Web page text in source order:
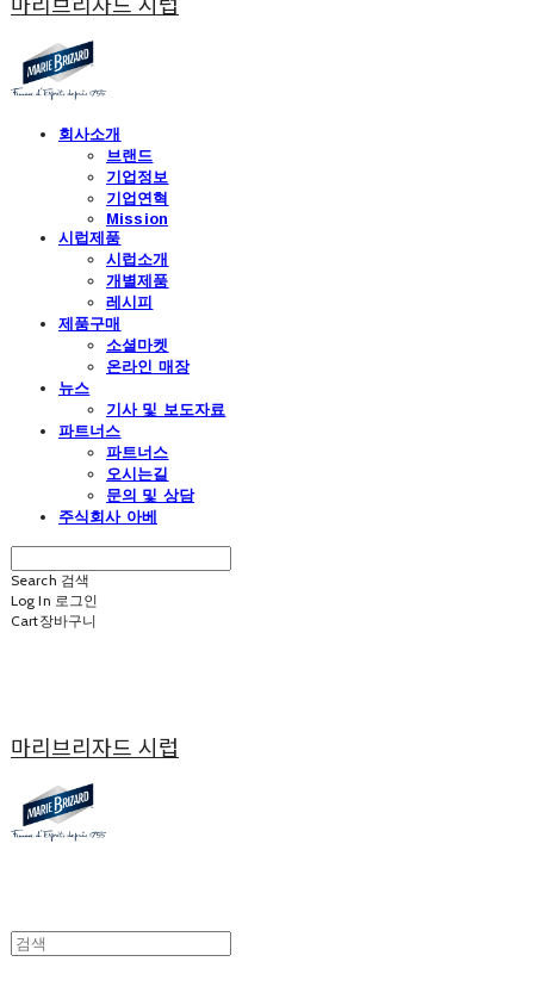
회사소개
브랜드
기업정보
기업연혁
Mission
시럽제품
시럽소개
개별제품
레시피
제품구매
소셜마켓
온라인 매장
뉴스
기사 및 보도자료
파트너스
파트너스
오시는길
문의 및 상담
주식회사 아베
Search 검색
Log In 로그인
Cart장바구니
마리브리자드 시럽